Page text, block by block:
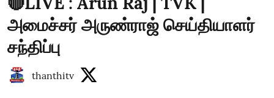
அமைச்சர் அருண்ராஜ் செய்தியாளர்
சந்திப்பு
thanthitv